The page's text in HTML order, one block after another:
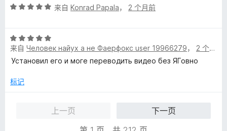
/评
/
5
来自 Konrad Papala， 2 个月前
评
分
5
5
来自 Человек найух а не Фаерфокс user 19966279， 2 个月前
Установил его и моге переводить видео без ЯГовно
标记
上一页
下一页